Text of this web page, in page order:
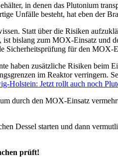
in denen das Plutonium
Unfälle besteht, hat eben der
Statt über die Risiken
bislang zum MOX-Einsatz und
Sicherheitsprüfung für den MOX-
haben zusätzliche Risiken beim
im Reaktor verringern.
Holstein: Jetzt rollt auch noch
durch den MOX-Einsatz
Dessel starten und dann
prüft!